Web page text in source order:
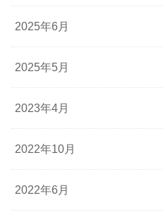
2025年6月
2025年5月
2023年4月
2022年10月
2022年6月